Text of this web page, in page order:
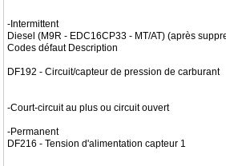
-Intermittent
Diesel (M9R - EDC16CP33 - MT/AT) (après
Codes défaut Description
DF192 - Circuit/capteur de pression de carburant
-Court-circuit au plus ou circuit ouvert
-Permanent
DF216 - Tension d'alimentation capteur 1